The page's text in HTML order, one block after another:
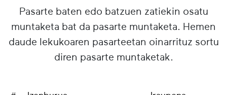
Pasarte baten edo batzuen zatiekin osatu
muntaketa bat da pasarte muntaketa. Hemen
daude lekukoaren pasarteetan oinarrituz sortu
diren pasarte muntaketak.